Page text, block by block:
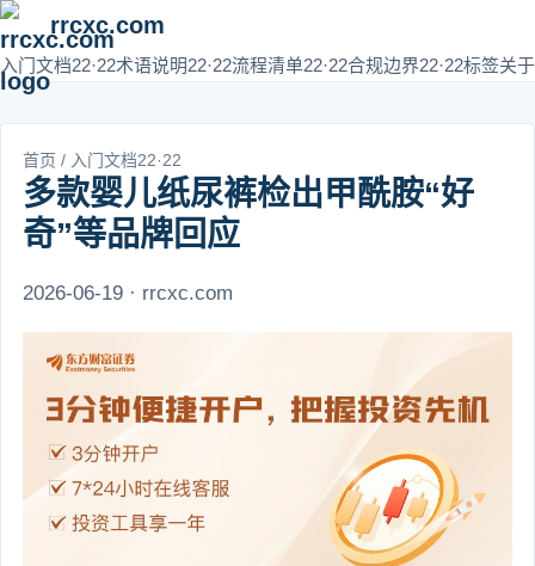
rrcxc.com
入门文档22·22术语说明22·22流程清单22·22合规边界22·22标签关于
首页 / 入门文档22·22
多款婴儿纸尿裤检出甲酰胺“好
奇”等品牌回应
2026-06-19 · rrcxc.com